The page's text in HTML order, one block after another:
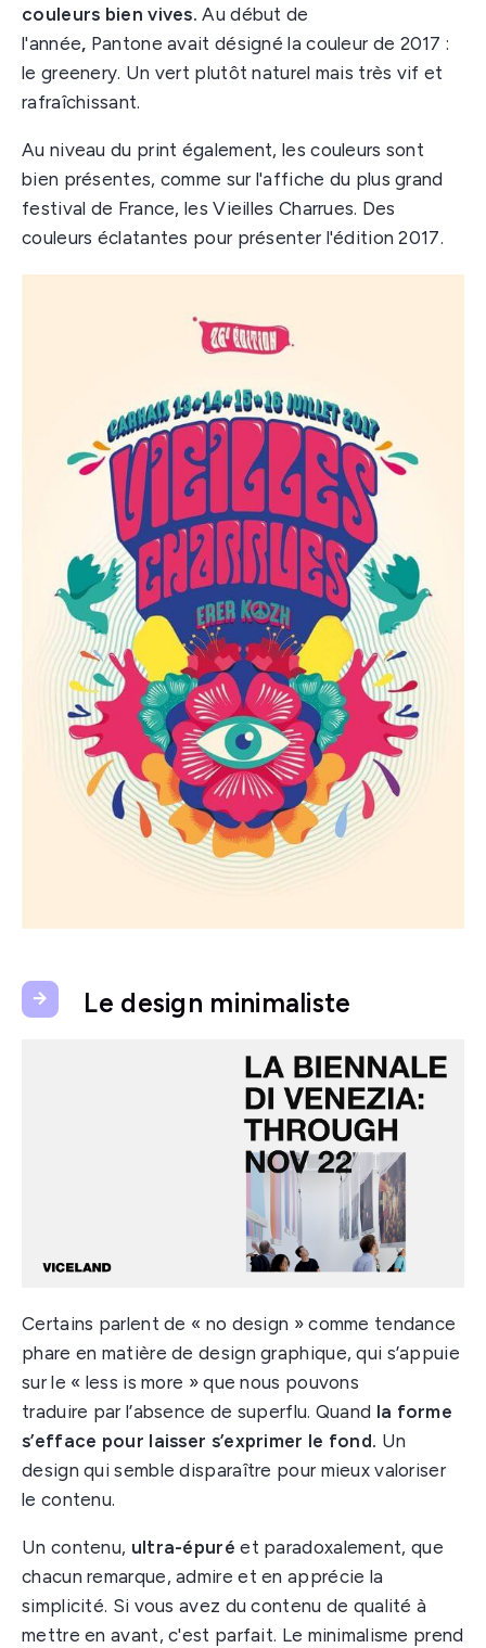
couleurs bien vives.Au début de
l'année, Pantone avait désigné la couleur de 2017 :
le greenery. Un vert plutôt naturel mais très vif et
rafraîchissant.
Au niveau du print également, les couleurs sont
bien présentes, comme sur l'affiche du plus grand
festival de France, les Vieilles Charrues. Des
couleurs éclatantes pour présenter l'édition 2017.
Le design minimaliste
Certains parlent de « no design » comme tendance
phare en matière de design graphique, qui s’appuie
sur le « less is more » que nous pouvons
traduire par l’absence de superflu. Quand la forme
s’efface pour laisser s’exprimer le fond. Un
design qui semble disparaître pour mieux valoriser
le contenu.
Un contenu, ultra-épuréet paradoxalement, que
chacun remarque, admire et en apprécie la
simplicité. Si vous avez du contenu de qualité à
mettre en avant, c'est parfait. Le minimalisme prend